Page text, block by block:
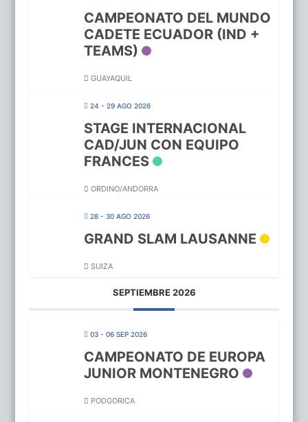
CAMPEONATO DEL MUNDO
CADETE ECUADOR (IND +
TEAMS)
GUAYAQUIL
24 - 29 AGO 2026
STAGE INTERNACIONAL
CAD/JUN CON EQUIPO
FRANCES
ORDINO/ANDORRA
28 - 30 AGO 2026
GRAND SLAM LAUSANNE
SUIZA
SEPTIEMBRE 2026
03 - 06 SEP 2026
CAMPEONATO DE EUROPA
JUNIOR MONTENEGRO
PODGORICA